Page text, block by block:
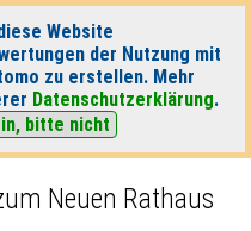
Website
der Nutzung mit
zu erstellen. Mehr
Datenschutzerklärung.
bitte nicht